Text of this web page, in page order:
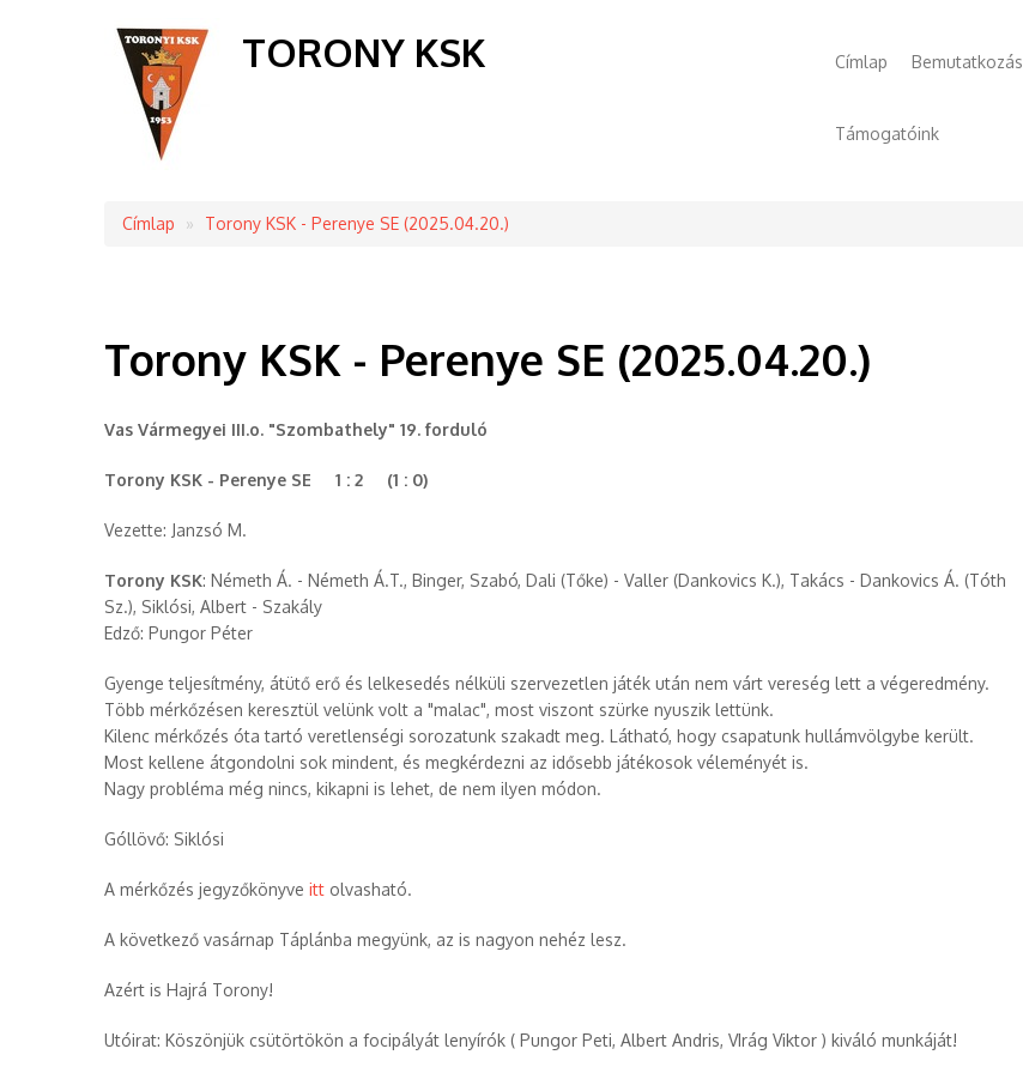
TORONY KSK Főmenü
Címlap Bemutatkozás
Támogatóink
Morzsa
Címlap Torony KSK - Perenye SE (2025.04.20.)
Torony KSK - Perenye SE (2025.04.20.)
Vas Vármegyei III.o. "Szombathely" 19. forduló
Torony KSK - Perenye SE 1 : 2 (1 : 0)
Vezette: Janzsó M.
Torony KSK: Németh Á. - Németh Á.T., Binger, Szabó, Dali (Tőke) - Valler (Dankovics K.), Takács - Dankovics Á. (Tóth
Sz.), Siklósi, Albert - Szakály
Edző: Pungor Péter
Gyenge teljesítmény, átütő erő és lelkesedés nélküli szervezetlen játék után nem várt vereség lett a végeredmény.
Több mérkőzésen keresztül velünk volt a "malac", most viszont szürke nyuszik lettünk.
Kilenc mérkőzés óta tartó veretlenségi sorozatunk szakadt meg. Látható, hogy csapatunk hullámvölgybe került.
Most kellene átgondolni sok mindent, és megkérdezni az idősebb játékosok véleményét is.
Nagy probléma még nincs, kikapni is lehet, de nem ilyen módon.
Góllövő: Siklósi
A mérkőzés jegyzőkönyve itt olvasható.
A következő vasárnap Táplánba megyünk, az is nagyon nehéz lesz.
Azért is Hajrá Torony!
Utóirat: Köszönjük csütörtökön a focipályát lenyírók ( Pungor Peti, Albert Andris, VIrág Viktor ) kiváló munkáját!